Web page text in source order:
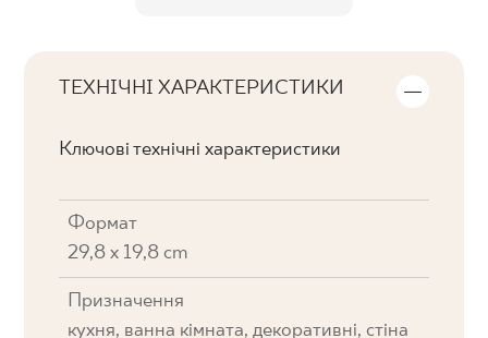
ТЕХНІЧНІ ХАРАКТЕРИСТИКИ
Ключові технічні характеристики
Формат
29,8 x 19,8 cm
Призначення
кухня, ванна кімната, декоративні, стіна